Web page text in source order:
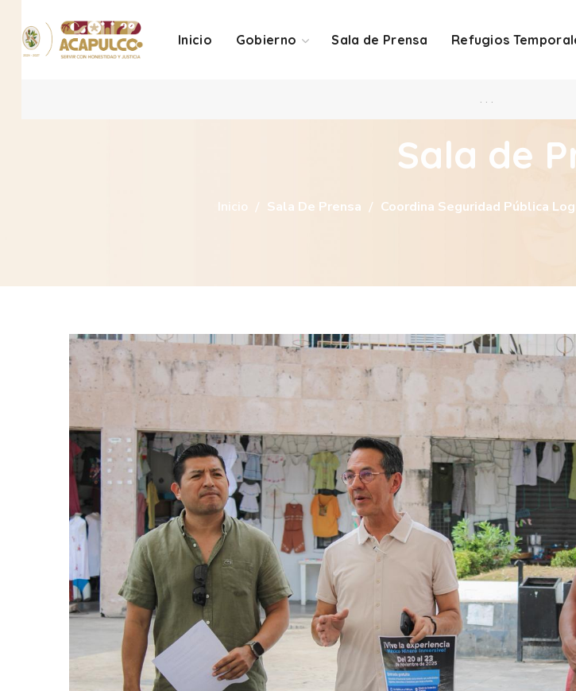
Inicio Gobierno Sala de Prensa Refugios
. . .
Sala de
Inicio Sala De Prensa Coordina Seguridad Pública